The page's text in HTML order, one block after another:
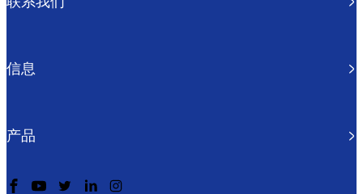
信息
产品